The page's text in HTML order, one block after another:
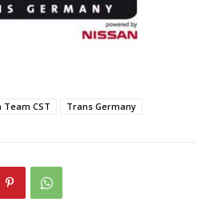
Team CST Trans Germany